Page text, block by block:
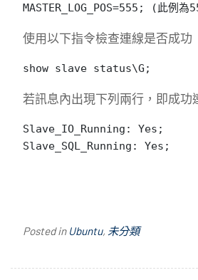
MASTER_LOG_POS=555; (此例為
使用以下指令檢查連線是否成功
show slave status\G;
若訊息內出現下列兩行，即成功
Slave_IO_Running: Yes;
Slave_SQL_Running: Yes;
Posted in Ubuntu, 未分類